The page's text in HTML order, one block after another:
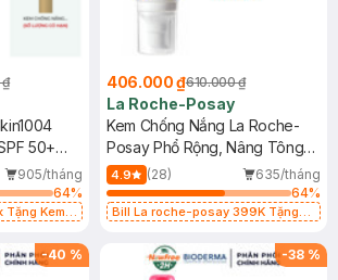
50+
905/tháng
64%
Kem
406.000 ₫610.000 ₫
La Roche-Posay
Kem Chống Nắng La Roche-
Posay Phổ Rộng, Nâng Tông
Kiềm Dầu 50ml
4.9 (28)
635/tháng
64%
Bill La roche-posay 399K Tặng
(SL có hạn)
-40 % -38 %